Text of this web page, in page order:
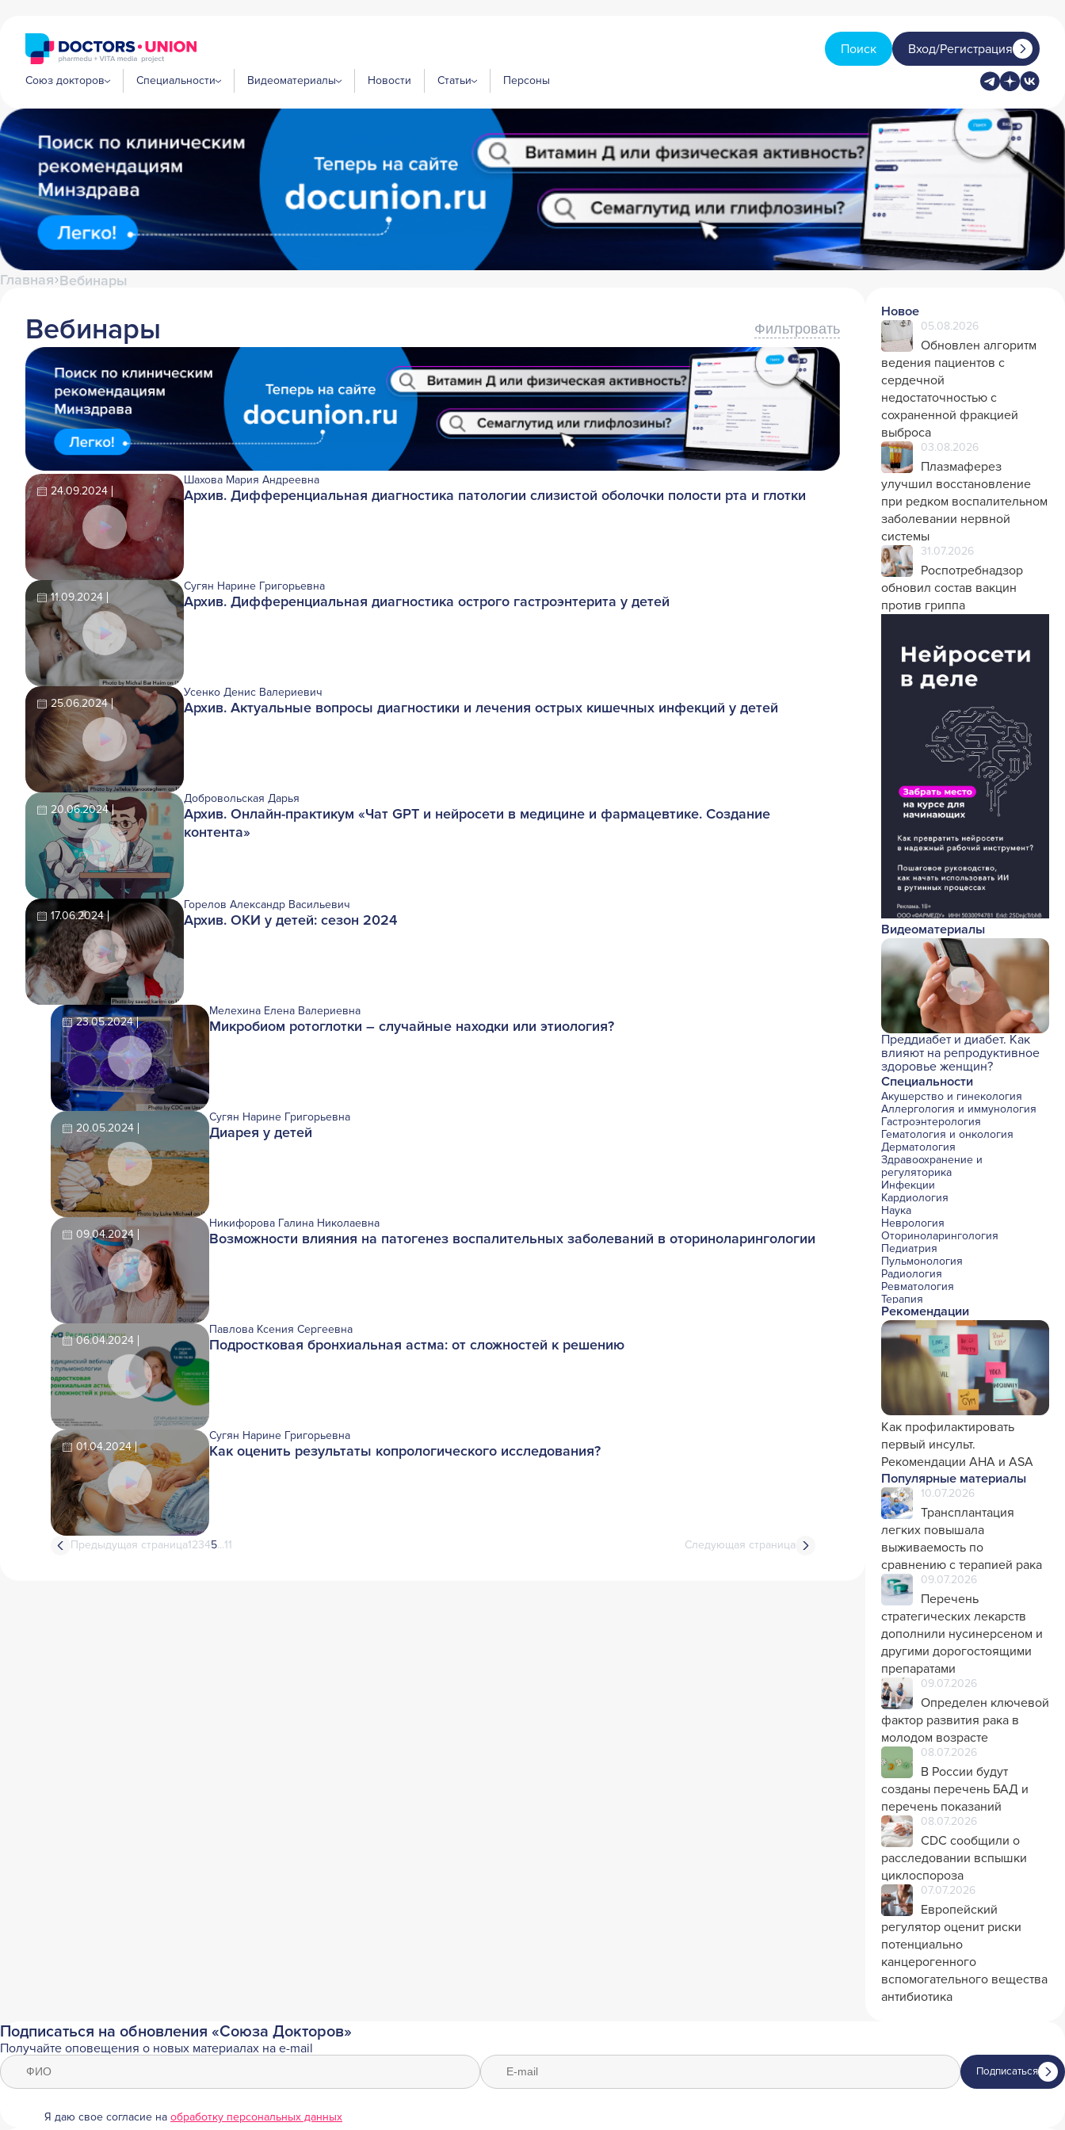
Поиск Вход/Регистрация
Союз докторов Специальности Видеоматериалы Новости Статьи Персоны
Главная Вебинары
Вебинары Фильтровать
24.09.2024 Архив. Дифференциальная диагностика патологии слизистой оболочки полости рта и глотки
Шахова Мария Андреевна
11.09.2024 Архив. Дифференциальная диагностика острого гастроэнтерита у детей
Сугян Нарине Григорьевна
25.06.2024 Архив. Актуальные вопросы диагностики и лечения острых кишечных инфекций у детей
Усенко Денис Валериевич
20.06.2024
Архив. Онлайн-практикум «Чат GPT и нейросети в медицине и фармацевтике. Создание
контента»
Добровольская Дарья
17.06.2024 Архив. ОКИ у детей: сезон 2024
Горелов Александр Васильевич
23.05.2024 Микробиом ротоглотки – случайные находки или этиология?
Мелехина Елена Валериевна
20.05.2024 Диарея у детей
Сугян Нарине Григорьевна
09.04.2024 Возможности влияния на патогенез воспалительных заболеваний в оториноларингологии
Никифорова Галина Николаевна
06.04.2024 Подростковая бронхиальная астма: от сложностей к решению
Павлова Ксения Сергеевна
01.04.2024 Как оценить результаты копрологического исследования?
Сугян Нарине Григорьевна
Предыдущая страница12345...11 Следующая страница
Новое
05.08.2026
Обновлен алгоритм
ведения пациентов с
сердечной
недостаточностью с
сохраненной фракцией
выброса
03.08.2026
Плазмаферез
улучшил восстановление
при редком воспалительном
заболевании нервной
системы
31.07.2026
Роспотребнадзор
обновил состав вакцин
против гриппа
Видеоматериалы
Преддиабет и диабет. Как
влияют на репродуктивное
здоровье женщин?
Специальности
Акушерство и гинекология
Аллергология и иммунология
Гастроэнтерология
Гематология и онкология
Дерматология
Здравоохранение и
регуляторика
Инфекции
Кардиология
Наука
Неврология
Оториноларингология
Педиатрия
Пульмонология
Радиология
Ревматология
Терапия
Урология и нефрология
Фармакология
Хирургия с реаниматологией
Эндокринология
Психиатрия
Офтальмология
Эндоскопия
Стоматология
Травматология и ортопедия
Генетика
Фтизиатрия
Рекомендации
Как профилактировать
первый инсульт.
Рекомендации AHA и ASA
Популярные материалы
10.07.2026
Трансплантация
легких повышала
выживаемость по
сравнению с терапией рака
09.07.2026
Перечень
стратегических лекарств
дополнили нусинерсеном и
другими дорогостоящими
препаратами
09.07.2026
Определен ключевой
фактор развития рака в
молодом возрасте
08.07.2026
В России будут
созданы перечень БАД и
перечень показаний
08.07.2026
CDC сообщили о
расследовании вспышки
циклоспороза
07.07.2026
Европейский
регулятор оценит риски
потенциально
канцерогенного
вспомогательного вещества
антибиотика
Подписаться на обновления «Союза Докторов»
Получайте оповещения о новых материалах на e-mail
Я даю свое согласие на обработку персональных данных
Подписаться